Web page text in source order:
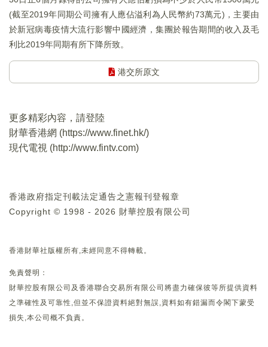
(截至2019年同期公司擁有人應佔溢利為人民幣約73萬元)，主要由
於新冠病毒疫情大流行影響中國經濟，集團於報告期間的收入及毛
利比2019年同期有所下降所致。
港交所原文
更多精彩內容，請登陸
財華香港網 (https://www.finet.hk/)
現代電視 (http://www.fintv.com)
香港政府指定刊載法定通告之憲報刊登報章
Copyright © 1998 - 2026 財華控股有限公司
香港財華社版權所有,未經同意不得轉載。
免責聲明：
財華控股有限公司及香港聯合交易所有限公司將盡力確保彼等所提供資料
之準確性及可靠性,但並不保證資料絕對無誤,資料如有錯漏而令閣下蒙受
損失,本公司概不負責。